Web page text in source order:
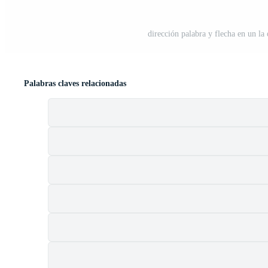
dirección palabra y flecha en un la
Palabras claves relacionadas